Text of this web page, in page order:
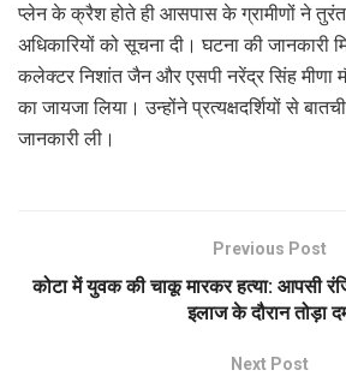
प्लेन के क्रैश होते ही आसपास के ग्रामीणों ने
अधिकारियों को सूचना दी। घटना की जानकारी
कलेक्टर निशांत जैन और एसपी नरेंद्र सिंह मीणा
का जायजा लिया। उन्होंने प्रत्यक्षदर्शियों से
जानकारी ली।
Previous Post
कोटा में युवक की चाकू मारकर हत्या: आपसी
इलाज के दौरान तोड़ा
Next Post